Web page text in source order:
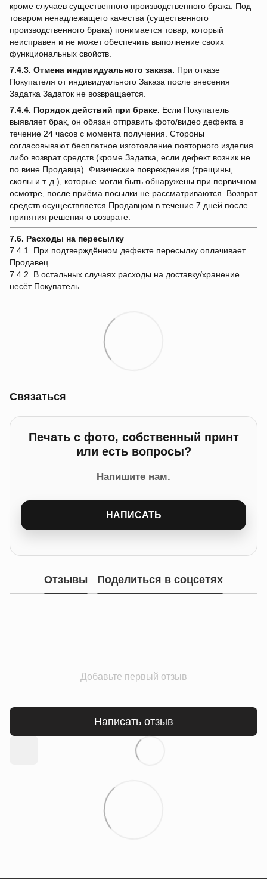
кроме случаев существенного производственного брака. Под
товаром ненадлежащего качества (существенного
производственного брака) понимается товар, который
неисправен и не может обеспечить выполнение своих
функциональных свойств.
7.4.3. Отмена индивидуального заказа. При отказе
Покупателя от индивидуального Заказа после внесения
Задатка Задаток не возвращается.
7.4.4. Порядок действий при браке. Если Покупатель
выявляет брак, он обязан отправить фото/видео дефекта в
течение 24 часов с момента получения. Стороны
согласовывают бесплатное изготовление повторного изделия
либо возврат средств (кроме Задатка, если дефект возник не
по вине Продавца). Физические повреждения (трещины,
сколы и т. д.), которые могли быть обнаружены при первичном
осмотре, после приёма посылки не рассматриваются. Возврат
средств осуществляется Продавцом в течение 7 дней после
принятия решения о возврате.
7.6. Расходы на пересылку
7.4.1. При подтверждённом дефекте пересылку оплачивает
Продавец.
7.4.2. В остальных случаях расходы на доставку/хранение
несёт Покупатель.
Связаться
Печать с фото, собственный принт
или есть вопросы?
Напишите нам.
НАПИСАТЬ
Отзывы Поделиться в соцсетях
Добавьте первый отзыв
Написать отзыв